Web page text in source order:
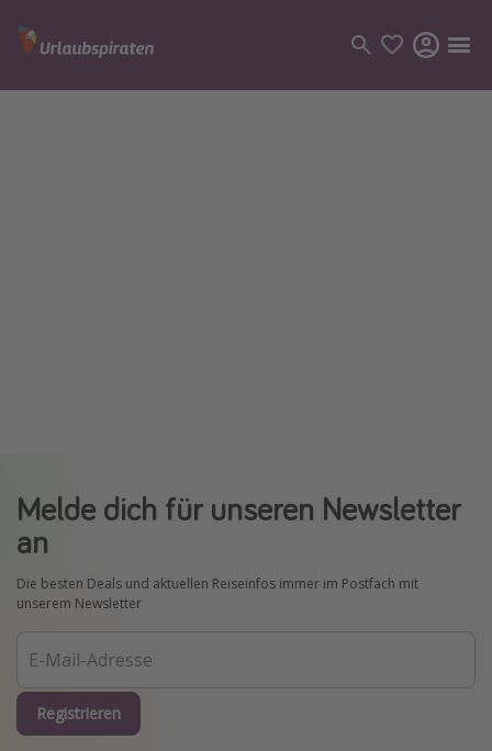
Normandie Urlaub
Goa Urlaub
St. Lucia Urlaub
Krabi Urlaub
Tulum Urlaub
Sri Lanka Rundreise
Melde dich für unseren Newsletter
an
Die besten Deals und aktuellen Reiseinfos immer im Postfach mit
unserem Newsletter
Registrieren